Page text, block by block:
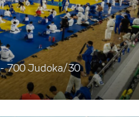
700 Judoka/30